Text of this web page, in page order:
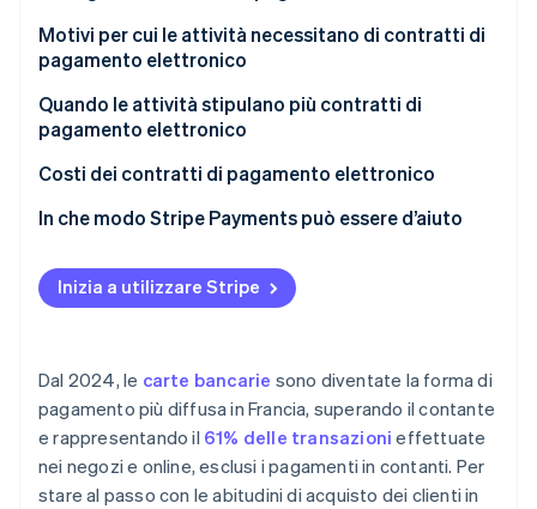
Stripe Sessions 2026
Scopri come Stripe sta costruendo l'infrastruttura
Guarda ora
Obblighi dell’attività
Obblighi del fornitore di servizi di pagamento
Motivi per cui le attività necessitano di contratti di
pagamento elettronico
Quando le attività stipulano più contratti di
pagamento elettronico
Costi dei contratti di pagamento elettronico
In che modo Stripe Payments può essere d’aiuto
Inizia a utilizzare Stripe
Dal 2024, le carte bancarie sono diventate la forma di
pagamento più diffusa in Francia, superando il contante
e rappresentando il 61% delle transazioni effettuate
nei negozi e online, esclusi i pagamenti in contanti. Per
stare al passo con le abitudini di acquisto dei clienti in